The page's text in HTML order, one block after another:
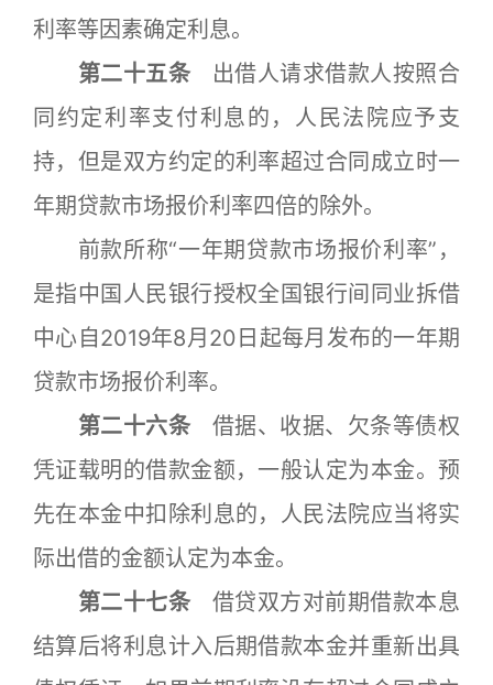
利率等因素确定利息。
第二十五条 出借人请求借款人按照合
同约定利率支付利息的，人民法院应予支
持，但是双方约定的利率超过合同成立时一
年期贷款市场报价利率四倍的除外。
前款所称“一年期贷款市场报价利率”，
是指中国人民银行授权全国银行间同业拆借
中心自2019年8月20日起每月发布的一年期
贷款市场报价利率。
第二十六条 借据、收据、欠条等债权
凭证载明的借款金额，一般认定为本金。预
先在本金中扣除利息的，人民法院应当将实
际出借的金额认定为本金。
第二十七条 借贷双方对前期借款本息
结算后将利息计入后期借款本金并重新出具